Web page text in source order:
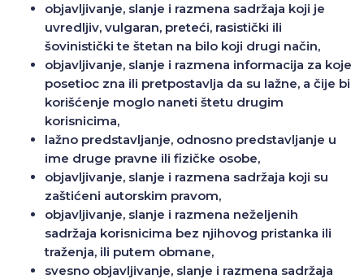
objavljivanje, slanje i razmena sadržaja koji je
uvredljiv, vulgaran, preteći, rasistički ili
šovinistički te štetan na bilo koji drugi način,
objavljivanje, slanje i razmena informacija za koje
posetioc zna ili pretpostavlja da su lažne, a čije bi
korišćenje moglo naneti štetu drugim
korisnicima,
lažno predstavljanje, odnosno predstavljanje u
ime druge pravne ili fizičke osobe,
objavljivanje, slanje i razmena sadržaja koji su
zaštićeni autorskim pravom,
objavljivanje, slanje i razmena neželjenih
sadržaja korisnicima bez njihovog pristanka ili
traženja, ili putem obmane,
svesno objavljivanje, slanje i razmena sadržaja